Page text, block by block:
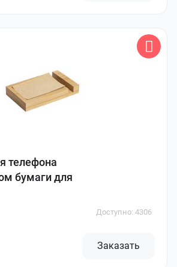
телефона
бумаги для
Доступно: 4306
Заказать